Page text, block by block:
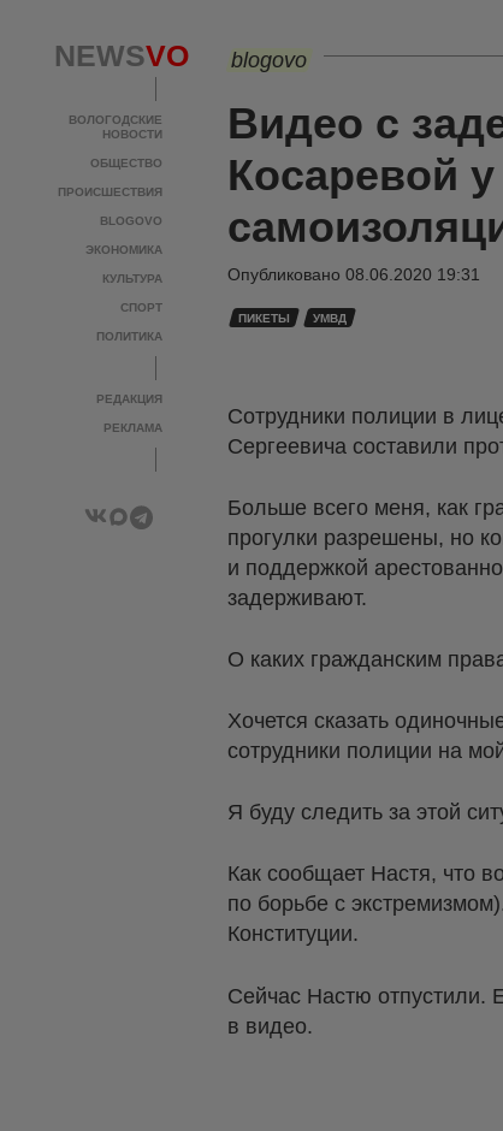
NEWSVO
ВОЛОГОДСКИЕ
НОВОСТИ
ОБЩЕСТВО
ПРОИСШЕСТВИЯ
BLOGOVO
ЭКОНОМИКА
КУЛЬТУРА
СПОРТ
ПОЛИТИКА
РЕДАКЦИЯ
РЕКЛАМА
blogovo
Видео с
Косаревой
Опубликовано 08.06.2020 19:31
ПИКЕТЫ УМВД
Сотрудники полиции в
Сергеевича составили
Больше всего меня, как
прогулки разрешены, но
и поддержкой
задерживают.
О каких гражданским
Хочется сказать
сотрудники полиции на
Я буду следить за этой
Как сообщает Настя, что
по борьбе с
Конституции.
Сейчас Настю отпустили.
в видео.